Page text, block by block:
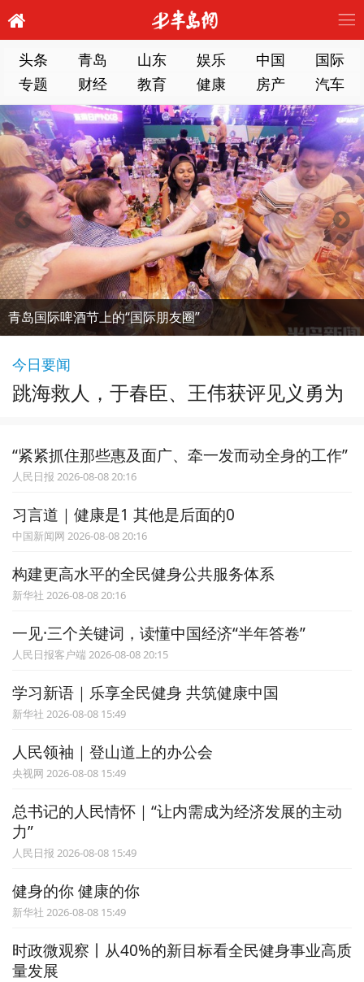
头条 青岛 山东 娱乐 中国
国际
专题
财经 教育 健康 房产 汽车
青岛国际啤酒节上的“国际朋友圈”
今日要闻
跳海救人，于春臣、王伟获评见义勇为
“紧紧抓住那些惠及面广、牵一发而动全身的工作”
人民日报 2026-08-08 20:16
习言道｜健康是1 其他是后面的0
中国新闻网 2026-08-08 20:16
构建更高水平的全民健身公共服务体系
新华社 2026-08-08 20:16
一见·三个关键词，读懂中国经济“半年答卷”
人民日报客户端 2026-08-08 20:15
学习新语｜乐享全民健身 共筑健康中国
新华社 2026-08-08 15:49
人民领袖｜登山道上的办公会
央视网 2026-08-08 15:49
总书记的人民情怀｜“让内需成为经济发展的主动
力”
人民日报 2026-08-08 15:49
健身的你 健康的你
新华社 2026-08-08 15:49
时政微观察丨从40%的新目标看全民健身事业高质
量发展